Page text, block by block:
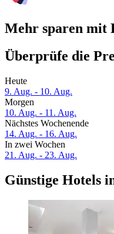
Mehr sparen mit
Überprüfe die
Heute
9. Aug. - 10. Aug.
Morgen
10. Aug. - 11. Aug.
Nächstes Wochenende
14. Aug. - 16. Aug.
In zwei Wochen
21. Aug. - 23. Aug.
Günstige Hotels